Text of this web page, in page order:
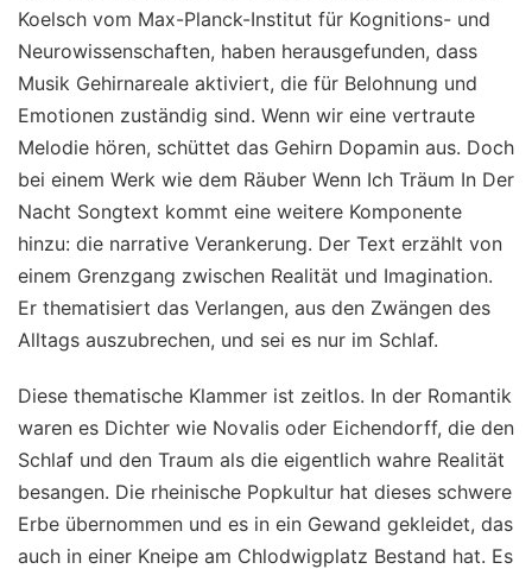
Koelsch vom Max-Planck-Institut für Kognitions- und
Neurowissenschaften, haben herausgefunden, dass
Musik Gehirnareale aktiviert, die für Belohnung und
Emotionen zuständig sind. Wenn wir eine vertraute
Melodie hören, schüttet das Gehirn Dopamin aus. Doch
bei einem Werk wie dem Räuber Wenn Ich Träum In Der
Nacht Songtext kommt eine weitere Komponente
hinzu: die narrative Verankerung. Der Text erzählt von
einem Grenzgang zwischen Realität und Imagination.
Er thematisiert das Verlangen, aus den Zwängen des
Alltags auszubrechen, und sei es nur im Schlaf.
Diese thematische Klammer ist zeitlos. In der Romantik
waren es Dichter wie Novalis oder Eichendorff, die den
Schlaf und den Traum als die eigentlich wahre Realität
besangen. Die rheinische Popkultur hat dieses schwere
Erbe übernommen und es in ein Gewand gekleidet, das
auch in einer Kneipe am Chlodwigplatz Bestand hat. Es